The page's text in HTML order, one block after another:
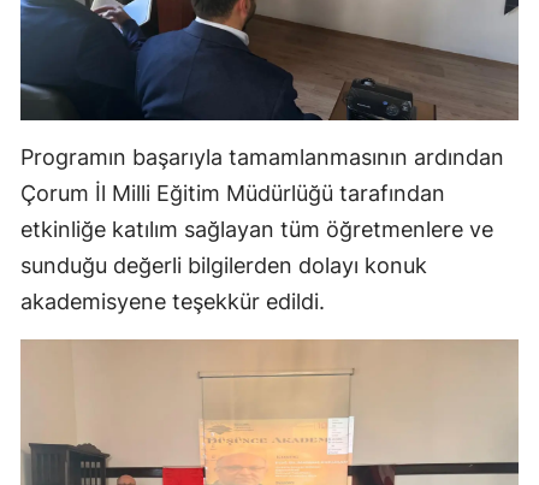
Samsun
Siirt
Sivas
Tekirdağ
Trabzon
Programın başarıyla tamamlanmasının ardından
Çorum İl Milli Eğitim Müdürlüğü tarafından
etkinliğe katılım sağlayan tüm öğretmenlere ve
sunduğu değerli bilgilerden dolayı konuk
akademisyene teşekkür edildi.